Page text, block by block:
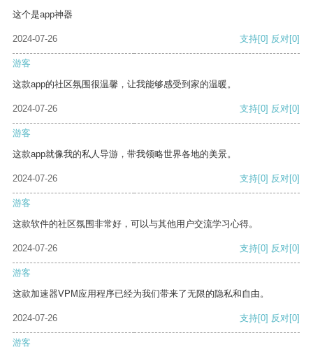
这个是app神器
2024-07-26 支持[0] 反对[0]
游客
这款app的社区氛围很温馨，让我能够感受到家的温暖。
2024-07-26 支持[0] 反对[0]
游客
这款app就像我的私人导游，带我领略世界各地的美景。
2024-07-26 支持[0] 反对[0]
游客
这款软件的社区氛围非常好，可以与其他用户交流学习心得。
2024-07-26 支持[0] 反对[0]
游客
这款加速器VPM应用程序已经为我们带来了无限的隐私和自由。
2024-07-26 支持[0] 反对[0]
游客